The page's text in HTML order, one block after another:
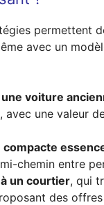
permettent
avec un
voiture
, avec une valeur
chemin entre
un courtier, qui
des